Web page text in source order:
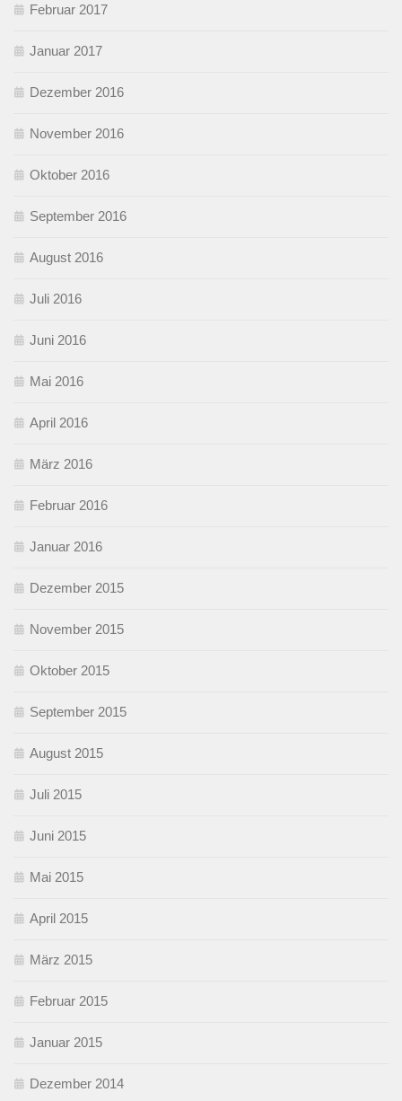
Februar 2017
Januar 2017
Dezember 2016
November 2016
Oktober 2016
September 2016
August 2016
Juli 2016
Juni 2016
Mai 2016
April 2016
März 2016
Februar 2016
Januar 2016
Dezember 2015
November 2015
Oktober 2015
September 2015
August 2015
Juli 2015
Juni 2015
Mai 2015
April 2015
März 2015
Februar 2015
Januar 2015
Dezember 2014